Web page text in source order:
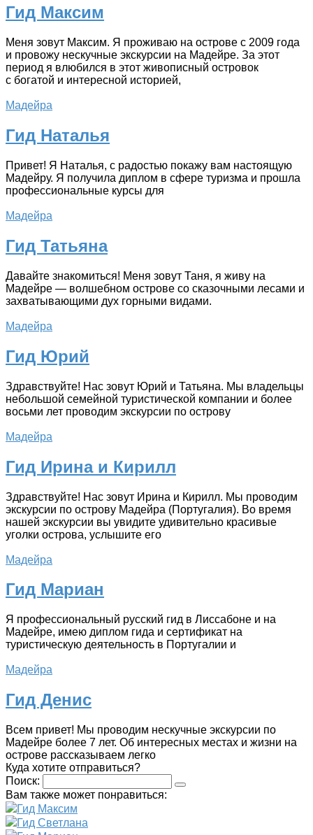
Гид Максим
Меня зовут Максим. Я проживаю на острове с 2009 года
и провожу нескучные экскурсии на Мадейре. За этот
период я влюбился в этот живописный островок
с богатой и интересной историей,
Мадейра
Гид Наталья
Привет! Я Наталья, с радостью покажу вам настоящую
Мадейру. Я получила диплом в сфере туризма и прошла
профессиональные курсы для
Мадейра
Гид Татьяна
Давайте знакомиться! Меня зовут Таня, я живу на
Мадейре — волшебном острове со сказочными лесами и
захватывающими дух горными видами.
Мадейра
Гид Юрий
Здравствуйте! Нас зовут Юрий и Татьяна. Мы владельцы
небольшой семейной туристической компании и более
восьми лет проводим экскурсии по острову
Мадейра
Гид Ирина и Кирилл
Здравствуйте! Нас зовут Ирина и Кирилл. Мы проводим
экскурсии по острову Мадейра (Португалия). Во время
нашей экскурсии вы увидите удивительно красивые
уголки острова, услышите его
Мадейра
Гид Мариан
Я профессиональный русский гид в Лиссабоне и на
Мадейре, имею диплом гида и сертификат на
туристическую деятельность в Португалии и
Мадейра
Гид Денис
Всем привет! Мы проводим нескучные экскурсии по
Мадейре более 7 лет. Об интересных местах и жизни на
острове рассказываем легко
Куда хотите отправиться?
Поиск:
Вам также может понравиться:
Гид Максим
Гид Светлана